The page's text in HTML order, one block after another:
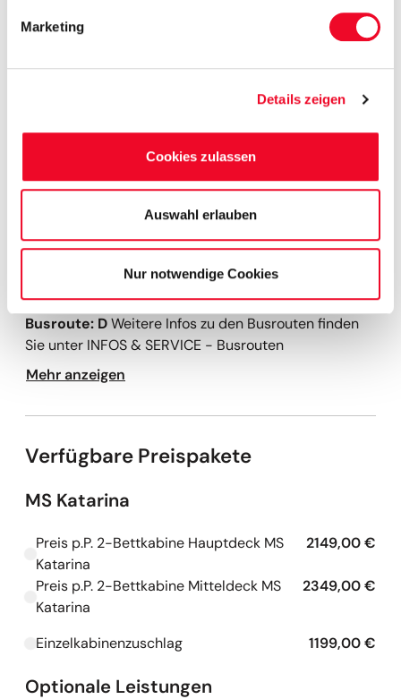
Marketing
Details zeigen
Cookies zulassen
Auswahl erlauben
Nur notwendige Cookies
⦁ Freie Nutzung des Whirlpools
zur Schiffskabine und zurück
Busroute: DWeitere Infos zu den Busrouten finden
Sie unter INFOS & SERVICE - Busrouten
Mehr anzeigen
Verfügbare Preispakete
MS Katarina
Kapazitäten werden geladen
Preis p.P. 2-Bettkabine Hauptdeck MS
Katarina
2149,00 €
Kapazitäten werden geladen
Preis p.P. 2-Bettkabine Mitteldeck MS
Katarina
2349,00 €
Kapazitäten werden geladen
Einzelkabinenzuschlag 1199,00 €
Optionale Leistungen